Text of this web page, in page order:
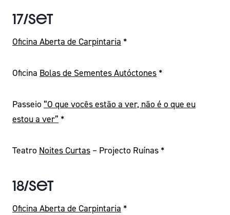
17/Set
Oficina Aberta de Carpintaria *
Oficina Bolas de Sementes Autóctones *
Passeio “O que vocês estão a ver, não é o que eu
estou a ver” *
Teatro Noites Curtas – Projecto Ruínas *
18/Set
Oficina Aberta de Carpintaria *